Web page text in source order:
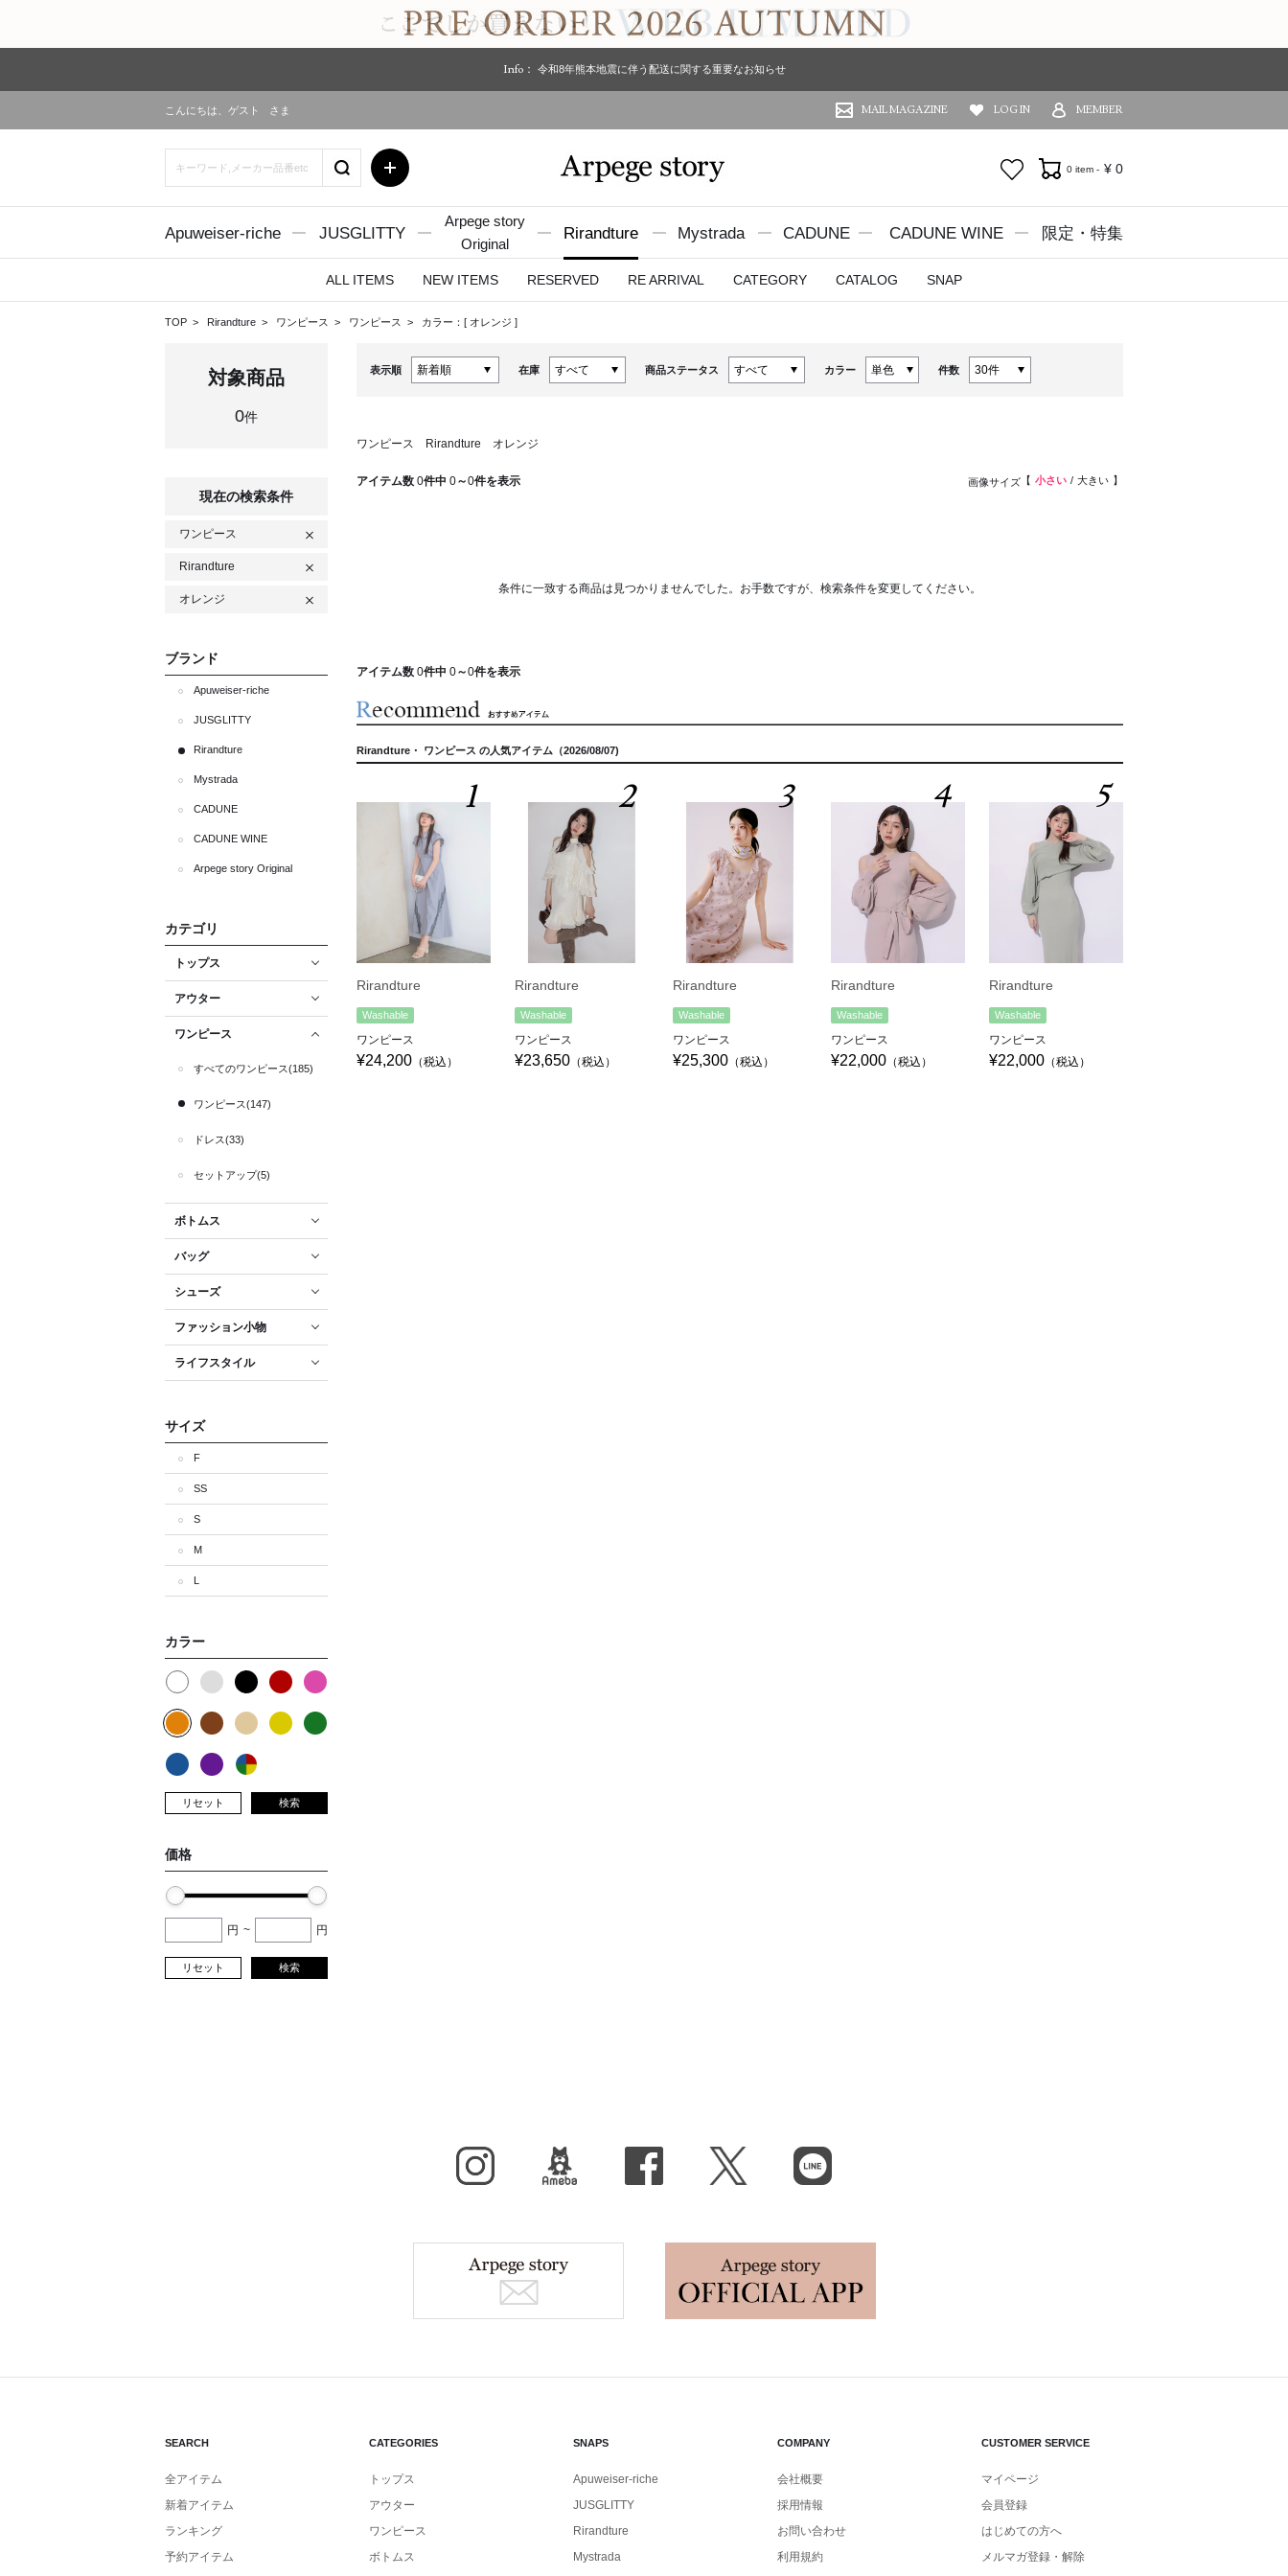
Info： 令和8年熊本地震に伴う配送に関する重要なお知らせ
こんにちは、 ゲスト さま MAIL MAGAZINE LOG IN MEMBER
お気に入り0 item - ¥ 0
Apuweiser-riche JUSGLITTY
Arpege story
Original
Rirandture Mystrada CADUNE CADUNE WINE 限定・特集
ALL ITEMS NEW ITEMS RESERVED RE ARRIVAL CATEGORY CATALOG SNAP
TOP Rirandture ワンピース ワンピース カラー：[ オレンジ ]
対象商品
0件
現在の検索条件
ワンピース
Rirandture
オレンジ
ブランド
Apuweiser-riche
JUSGLITTY
Rirandture
Mystrada
CADUNE
CADUNE WINE
Arpege story Original
カテゴリ
トップス
アウター
ワンピース
すべてのワンピース(185)
ワンピース(147)
ドレス(33)
セットアップ(5)
ボトムス
バッグ
シューズ
ファッション小物
ライフスタイル
サイズ
F
SS
S
M
L
カラー
リセット 検索
価格
円 ~ 円
リセット 検索
表示順 在庫 商品ステータス カラー 件数
ワンピース Rirandture オレンジ
アイテム数 0件中 0～0件を表示 画像サイズ 小さい 大きい
条件に一致する商品は見つかりませんでした。お手数ですが、検索条件を変更してください。
アイテム数 0件中 0～0件を表示
Rirandture・ ワンピース の人気アイテム（2026/08/07)
1
Rirandture
Washable
ワンピース
¥24,200 （税込）
2
Rirandture
Washable
ワンピース
¥23,650 （税込）
3
Rirandture
Washable
ワンピース
¥25,300 （税込）
4
Rirandture
Washable
ワンピース
¥22,000 （税込）
5
Rirandture
Washable
ワンピース
¥22,000 （税込）
X（旧Twitter）
SEARCH
全アイテム
新着アイテム
ランキング
予約アイテム
CATEGORIES
トップス
アウター
ワンピース
ボトムス
SNAPS
Apuweiser-riche
JUSGLITTY
Rirandture
Mystrada
COMPANY
会社概要
採用情報
お問い合わせ
利用規約
CUSTOMER SERVICE
マイページ
会員登録
はじめての方へ
メルマガ登録・解除